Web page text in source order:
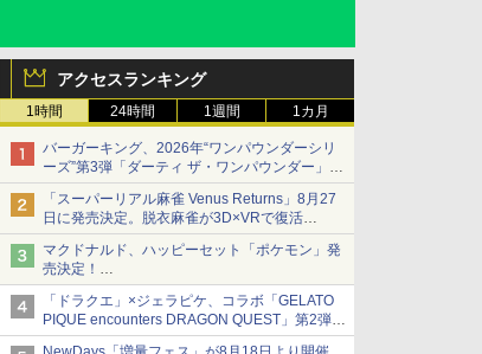
アクセスランキング
1時間 24時間 1週間 1カ月
バーガーキング、2026年“ワンパウンダーシリ
ーズ”第3弾「ダーティ ザ・ワンパウンダー」を
8月7日発売
「特製ガーリックマヨソース」を使用した超大
型チーズバーガー
「スーパーリアル麻雀 Venus Returns」8月27
日に発売決定。脱衣麻雀が3D×VRで復活
発売から2週間は20%オフになるセールが実施
マクドナルド、ハッピーセット「ポケモン」発
売決定！
ポケモン30周年記念で30匹が大集合
「ドラクエ」×ジェラピケ、コラボ「GELATO
PIQUE encounters DRAGON QUEST」第2弾が
本日発売